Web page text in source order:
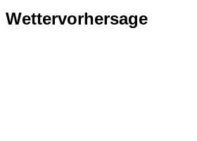
Wettervorhersage